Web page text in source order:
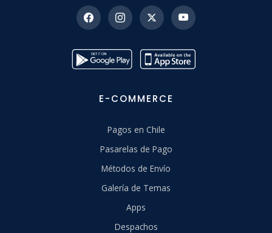
E-COMMERCE
Pagos en Chile
Pasarelas de Pago
Métodos de Envío
Galería de Temas
Apps
Despachos